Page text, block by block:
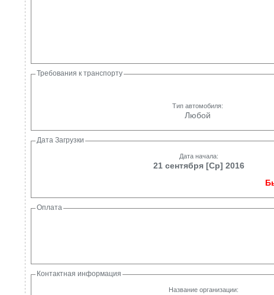
Требования к транспорту
Тип автомобиля:
Любой
Дата Загрузки
Дата начала:
21 сентября [Ср] 2016
Оплата
Контактная информация
Название организации: